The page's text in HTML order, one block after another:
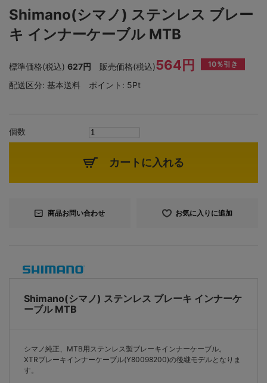
Shimano(シマノ) ステンレス ブレー
キ インナーケーブル MTB
標準価格(税込) 627円 販売価格(税込)564円 10％引き
配送区分: 基本送料 ポイント: 5Pt
個数
カートに入れる
商品お問い合わせ お気に入りに追加
Shimano(シマノ) ステンレス ブレーキ インナーケ
ーブル MTB
シマノ純正、MTB用ステンレス製ブレーキインナーケーブル。
XTRブレーキインナーケーブル(Y80098200)の後継モデルとなりま
す。